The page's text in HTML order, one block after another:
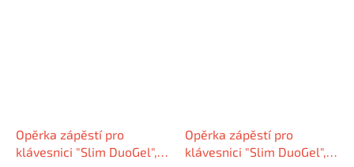
Opěrka zápěstí pro
klávesnici "Slim DuoGel",
Opěrka zápěstí pro
klávesnici "Slim DuoGel",